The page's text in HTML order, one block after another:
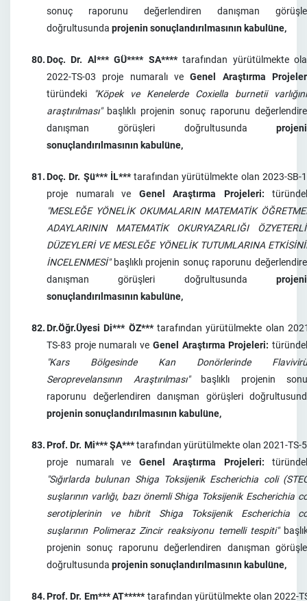
sonuç raporunu değerlendiren danışman
doğrultusunda projenin sonuçlandırılmasının kabulüne,
80.Doç. Dr. Al*** GÜ**** SA****tarafından yürütülmekte
2022-TS-03 proje numaralı veGenel Araştırma
türündeki
"Köpek ve Kenelerde Coxiella burnetii
araştırılması"başlıklı projenin sonuç raporunu
danışman görüşleri doğrultusunda
sonuçlandırılmasının kabulüne,
81.Doç. Dr. Şü*** İL***tarafından yürütülmekte olan 2023-SB-
proje numaralı ve Genel Araştırma Projeleri:
"MESLEĞE YÖNELİK OKUMALARIN MATEMATİK
ADAYLARININ MATEMATİK OKURYAZARLIĞI
DÜZEYLERİ VE MESLEĞE YÖNELİK TUTUMLARINA
İNCELENMESİ"başlıklı projenin sonuç raporunu
danışman görüşleri doğrultusunda
sonuçlandırılmasının kabulüne,
82.Dr.Öğr.Üyesi Di*** ÖZ***tarafından yürütülmekte olan
TS-83 proje numaralı ve Genel Araştırma Projeleri:
"Kars Bölgesinde Kan Donörlerinde
Seroprevelansının Araştırılması"başlıklı projenin
raporunu değerlendiren danışman görüşleri
projenin sonuçlandırılmasının kabulüne,
83.Prof. Dr. Mi*** ŞA***tarafından yürütülmekte olan 2021-TS-
proje numaralı ve Genel Araştırma Projeleri:
"Sığırlarda bulunan Shiga Toksijenik Escherichia coli
suşlarının varlığı, bazı önemli Shiga Toksijenik Escherichia
serotiplerinin ve hibrit Shiga Toksijenik Escherichia
suşlarının Polimeraz Zincir reaksiyonu temelli tespiti"
projenin sonuç raporunu değerlendiren danışman
doğrultusunda projenin sonuçlandırılmasının kabulüne,
84.Prof. Dr. Em*** AT*****tarafından yürütülmekte olan 2022-